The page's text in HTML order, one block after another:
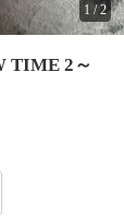
1 /2
TIME 2～